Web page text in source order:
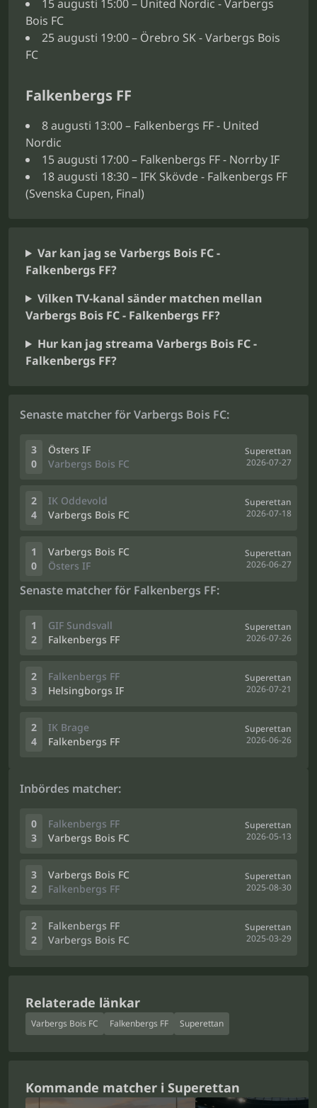
15 augusti 15:00 – United Nordic - Varbergs
Bois FC
25 augusti 19:00 – Örebro SK - Varbergs Bois
FC
Falkenbergs FF
8 augusti 13:00 – Falkenbergs FF - United
Nordic
15 augusti 17:00 – Falkenbergs FF - Norrby IF
18 augusti 18:30 – IFK Skövde - Falkenbergs FF
(Svenska Cupen, Final)
Var kan jag se Varbergs Bois FC -
Falkenbergs FF?
Vilken TV-kanal sänder matchen mellan
Varbergs Bois FC - Falkenbergs FF?
Hur kan jag streama Varbergs Bois FC -
Falkenbergs FF?
Senaste matcher för Varbergs Bois FC:
3
0
Östers IF
Varbergs Bois FC
Superettan
2026-07-27
2
4
IK Oddevold
Varbergs Bois FC
Superettan
2026-07-18
1
0
Varbergs Bois FC
Östers IF
Superettan
2026-06-27
Senaste matcher för Falkenbergs FF:
1
2
GIF Sundsvall
Falkenbergs FF
Superettan
2026-07-26
2
3
Falkenbergs FF
Helsingborgs IF
Superettan
2026-07-21
2
4
IK Brage
Falkenbergs FF
Superettan
2026-06-26
Inbördes matcher:
0
3
Falkenbergs FF
Varbergs Bois FC
Superettan
2026-05-13
3
2
Varbergs Bois FC
Falkenbergs FF
Superettan
2025-08-30
2
2
Falkenbergs FF
Varbergs Bois FC
Superettan
2025-03-29
Relaterade länkar
Varbergs Bois FC Falkenbergs FF Superettan
Kommande matcher i Superettan